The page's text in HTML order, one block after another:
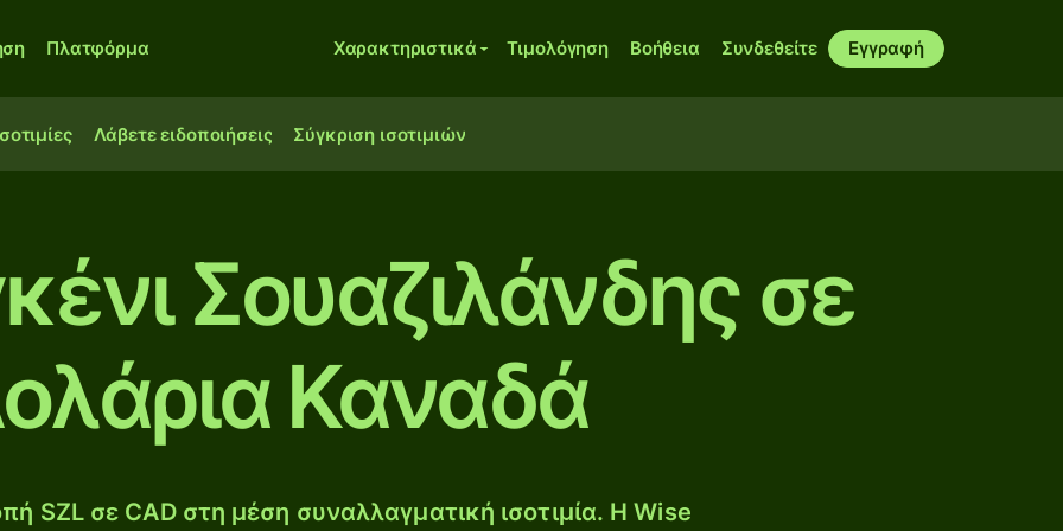
Πλατφόρμα Χαρακτηριστικά Τιμολόγηση Βοήθεια Συνδεθείτε Εγγραφή
Λάβετε ειδοποιήσεις Σύγκριση ισοτιμιών
Σουαζιλάνδης σε
Καναδά
SZL σε CAD στη μέση συναλλαγματική ισοτιμία. Η Wise